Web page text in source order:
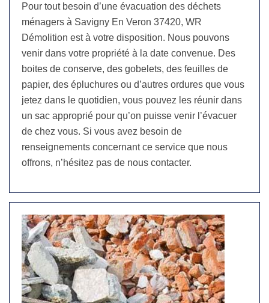
Pour tout besoin d’une évacuation des déchets
ménagers à Savigny En Veron 37420, WR
Démolition est à votre disposition. Nous pouvons
venir dans votre propriété à la date convenue. Des
boites de conserve, des gobelets, des feuilles de
papier, des épluchures ou d’autres ordures que vous
jetez dans le quotidien, vous pouvez les réunir dans
un sac approprié pour qu’on puisse venir l’évacuer
de chez vous. Si vous avez besoin de
renseignements concernant ce service que nous
offrons, n’hésitez pas de nous contacter.